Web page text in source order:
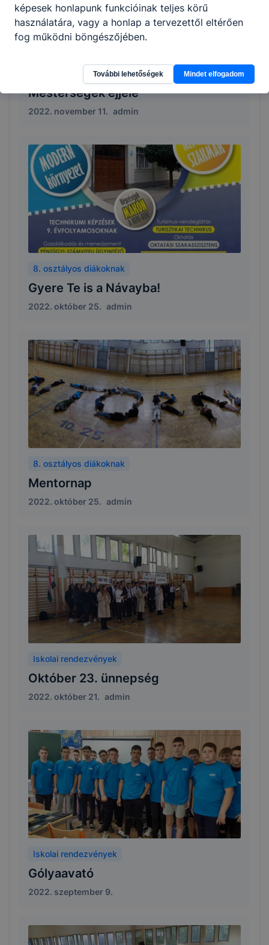
8. osztályos diákoknak
Mesterségek éjjele
2022. november 11. admin
8. osztályos diákoknak
Gyere Te is a Návayba!
2022. október 25. admin
8. osztályos diákoknak
Mentornap
2022. október 25. admin
Iskolai rendezvények
Október 23. ünnepség
2022. október 21. admin
Iskolai rendezvények
Gólyaavató
2022. szeptember 9.
képesek honlapunk funkcióinak teljes körű
használatára, vagy a honlap a tervezettől eltérően
fog működni böngészőjében.
További lehetőségek Mindet elfogadom